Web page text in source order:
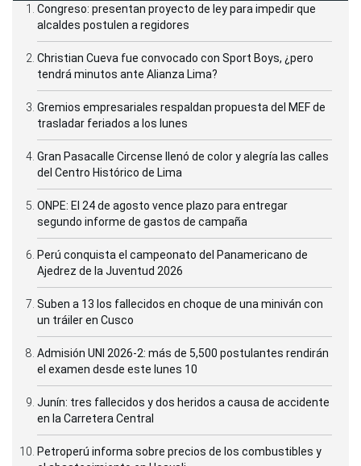
Congreso: presentan proyecto de ley para impedir que
alcaldes postulen a regidores
Christian Cueva fue convocado con Sport Boys, ¿pero
tendrá minutos ante Alianza Lima?
Gremios empresariales respaldan propuesta del MEF de
trasladar feriados a los lunes
Gran Pasacalle Circense llenó de color y alegría las calles
del Centro Histórico de Lima
ONPE: El 24 de agosto vence plazo para entregar
segundo informe de gastos de campaña
Perú conquista el campeonato del Panamericano de
Ajedrez de la Juventud 2026
Suben a 13 los fallecidos en choque de una miniván con
un tráiler en Cusco
Admisión UNI 2026-2: más de 5,500 postulantes rendirán
el examen desde este lunes 10
Junín: tres fallecidos y dos heridos a causa de accidente
en la Carretera Central
Petroperú informa sobre precios de los combustibles y